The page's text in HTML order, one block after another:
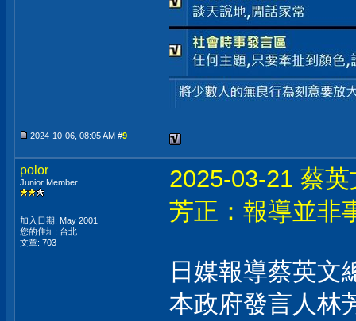
2024-10-06, 08:05 AM #9
polor
Junior Member
加入日期: May 2001
您的住址: 台北
文章: 703
2025-03-21 蔡
芳正：報導並非
日媒報導蔡英文
本政府發言人林